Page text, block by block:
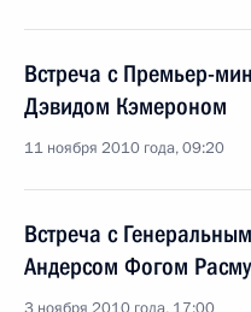
Встреча с Премьер-
Дэвидом Кэмероном
11 ноября 2010 года, 09:20
Встреча с
Андерсом Фогом